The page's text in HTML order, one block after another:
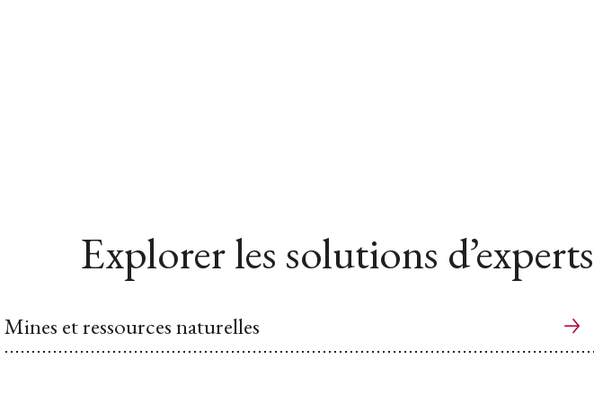
Explorer les solutions d’experts
Mines et ressources naturelles